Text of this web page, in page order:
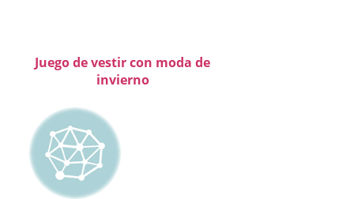
Juego de vestir con moda de
invierno